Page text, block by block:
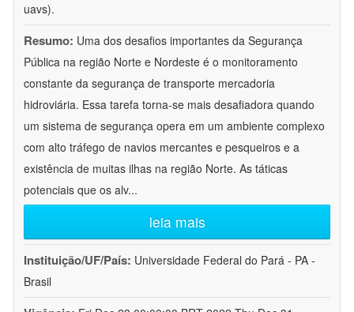
uavs).
Resumo: Uma dos desafios importantes da Segurança
Pública na região Norte e Nordeste é o monitoramento
constante da segurança de transporte mercadoria
hidroviária. Essa tarefa torna-se mais desafiadora quando
um sistema de segurança opera em um ambiente complexo
com alto tráfego de navios mercantes e pesqueiros e a
existência de muitas ilhas na região Norte. As táticas
potenciais que os alv...
leia mais
Instituição/UF/País: Universidade Federal do Pará - PA -
Brasil